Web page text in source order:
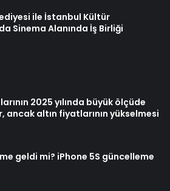
ile İstanbul Kültür
Sinema Alanında İş Birliği
2025 yılında büyük ölçüde
ancak altın fiyatlarının yükselmesi
geldi mi? iPhone 5S güncelleme